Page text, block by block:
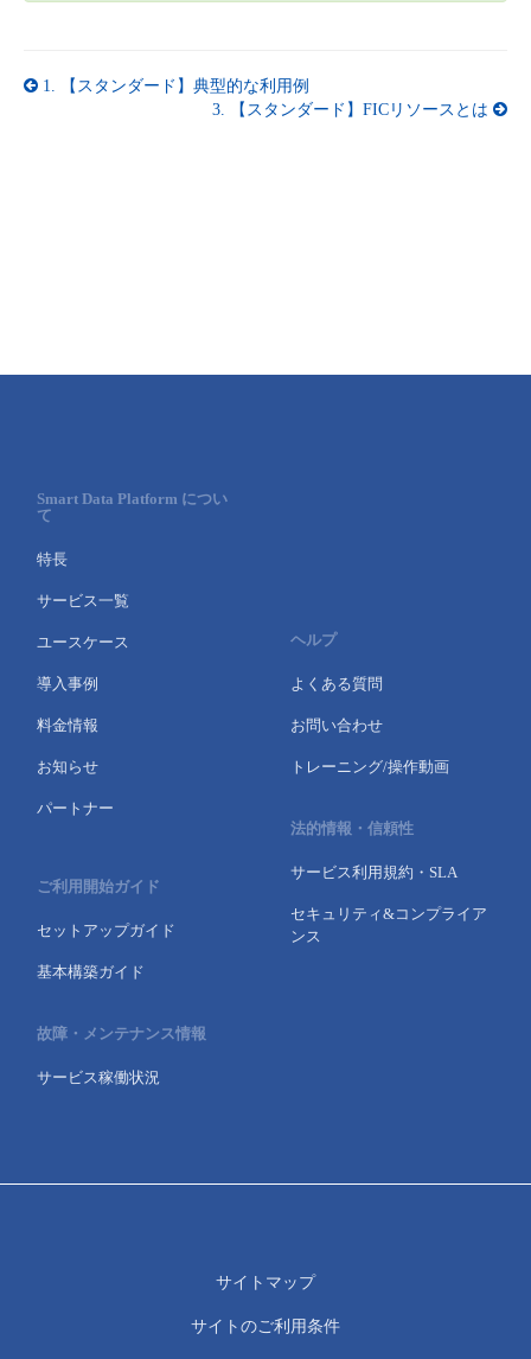
1.
【スタンダード】典型的な利用例
3.
【スタンダード】FICリソースとは
Smart Data Platform につい
て
特長
サービス一覧
ユースケース
導入事例
料金情報
お知らせ
パートナー
ご利用開始ガイド
セットアップガイド
基本構築ガイド
故障・メンテナンス情報
サービス稼働状況
ヘルプ
よくある質問
お問い合わせ
トレーニング/操作動画
法的情報・信頼性
サービス利用規約・SLA
セキュリティ&コンプライア
ンス
サイトマップ
サイトのご利用条件